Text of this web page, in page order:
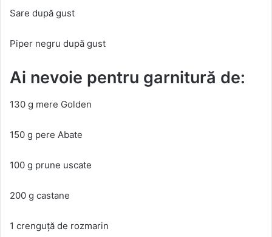
Sare după gust
Piper negru după gust
Ai nevoie pentru garnitură de:
130 g mere Golden
150 g pere Abate
100 g prune uscate
200 g castane
1 crenguță de rozmarin